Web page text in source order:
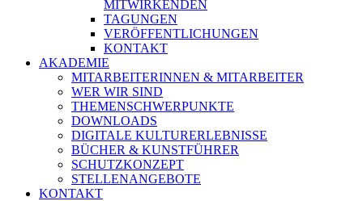
MITWIRKENDEN
TAGUNGEN
VERÖFFENTLICHUNGEN
KONTAKT
AKADEMIE
MITARBEITERINNEN & MITARBEITER
WER WIR SIND
THEMENSCHWERPUNKTE
DOWNLOADS
DIGITALE KULTURERLEBNISSE
BÜCHER & KUNSTFÜHRER
SCHUTZKONZEPT
STELLENANGEBOTE
KONTAKT